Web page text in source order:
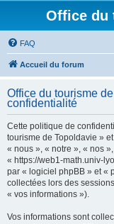
Office du
FAQ
Accueil du forum
Office du tourisme
confidentialité
Cette politique de
tourisme de Topoldavie »
« nous », « notre », « nos
« https://web1-math.univ-
par « logiciel phpBB » et «
collectées lors des
« vos informations »).
Vos informations sont